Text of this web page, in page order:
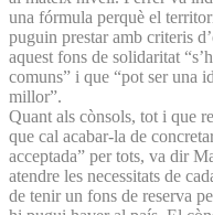
una fórmula perquè el
puguin prestar amb criteris
aquest fons de solidaritat
comuns” i que “pot ser una
millor”.
Quant als cònsols, tot i que
que cal acabar-la de
acceptada” per tots, va dir
atendre les necessitats de
de tenir un fons de reserva